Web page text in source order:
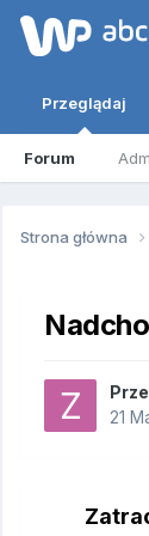
Przeglądaj
Forum
Strona główna
21